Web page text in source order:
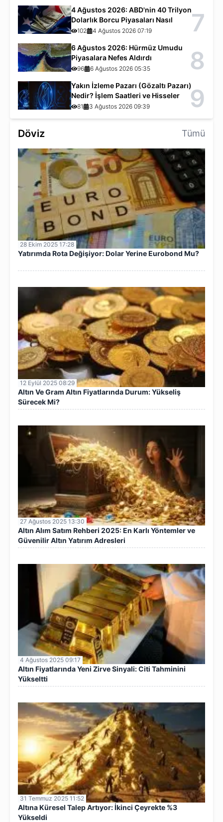
Döviz Tümü
28 Ekim 2025 17:28
Yatırımda Rota Değişiyor: Dolar Yerine Eurobond Mu?
12 Eylül 2025 08:29
Altın Ve Gram Altın Fiyatlarında Durum: Yükseliş
Sürecek Mi?
27 Ağustos 2025 13:30
Altın Alım Satım Rehberi 2025: En Karlı Yöntemler ve
Güvenilir Altın Yatırım Adresleri
4 Ağustos 2025 09:17
Altın Fiyatlarında Yeni Zirve Sinyali: Citi Tahminini
Yükseltti
31 Temmuz 2025 11:52
Altına Küresel Talep Artıyor: İkinci Çeyrekte %3
Yükseldi
4 Ağustos 2026: ABD'nin 40 Trilyon
Dolarlık Borcu Piyasaları Nasıl
Etkiliyor?
102 4 Ağustos 2026 07:19 7
6 Ağustos 2026: Hürmüz Umudu
Piyasalara Nefes Aldırdı
96 6 Ağustos 2026 05:35 8
Yakın İzleme Pazarı (Gözaltı Pazarı)
Nedir? İşlem Saatleri ve Hisseler
81 3 Ağustos 2026 09:39 9